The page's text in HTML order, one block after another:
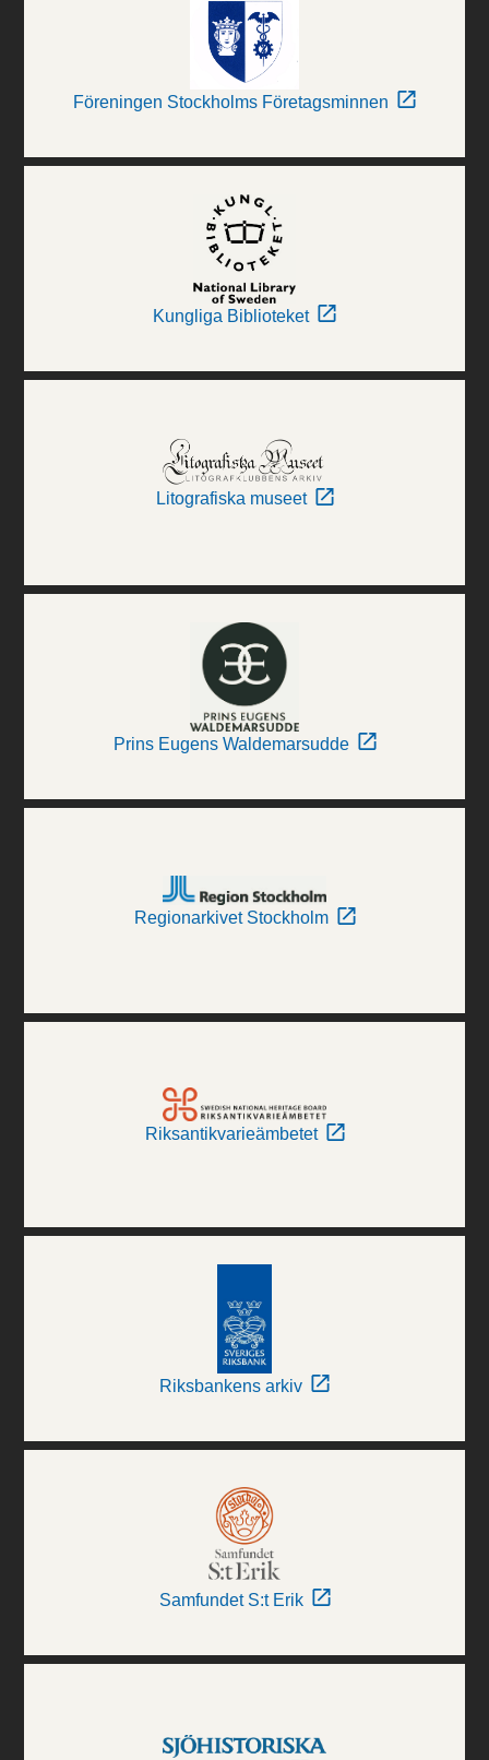
Föreningen Stockholms Företagsminnen
Kungliga Biblioteket
Litografiska museet
Prins Eugens Waldemarsudde
Regionarkivet Stockholm
Riksantikvarieämbetet
Riksbankens arkiv
Samfundet S:t Erik